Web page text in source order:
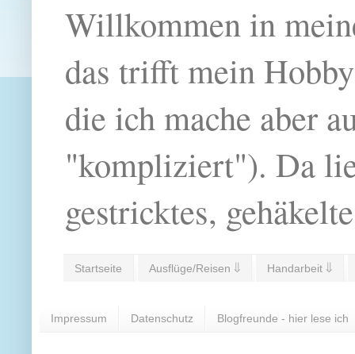
Willkommen in
das trifft mein
die ich mache aber
"kompliziert"). Da
gestricktes,
Startseite Ausflüge/Reisen ⇓ Handarbeit ⇓
Impressum Datenschutz Blogfreunde - hier lese ich